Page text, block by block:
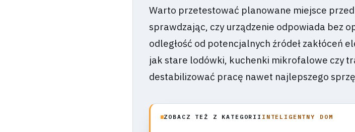
Warto przetestować planowane miejsce
sprawdzając, czy urządzenie odpowiada bez
odległość od potencjalnych źródeł zakłóceń
jak stare lodówki, kuchenki mikrofalowe czy
destabilizować pracę nawet najlepszego
ZOBACZ TEŻ Z KATEGORII INTELIGENTNY DOM